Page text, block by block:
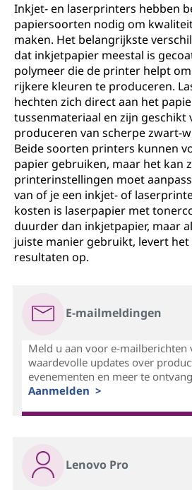
Inkjet- en laserprinters hebben
papiersoorten nodig om
maken. Het belangrijkste
dat inkjetpapier meestal is
polymeer die de printer helpt
rijkere kleuren te produceren.
hechten zich direct aan het
tussenmateriaal en zijn geschikt
produceren van scherpe zwart-
Beide soorten printers kunnen
papier gebruiken, maar het kan
printerinstellingen moet
van of je een inkjet- of
kosten is laserpapier met
duurder dan inkjetpapier, maar
juiste manier gebruikt, levert
resultaten op.
E-mailmeldingen
Meld u aan voor e-mailberichten
waardevolle updates over
evenementen en meer te
Aanmelden >
Lenovo Pro